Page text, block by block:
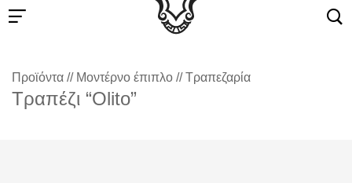
Προϊόντα // Μοντέρνο έπιπλο //Τραπεζαρία
Τραπέζι “Olito”